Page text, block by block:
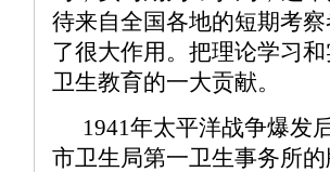
待来自全国各地的短期考
了很大作用。把理论学习
卫生教育的一大贡献。
1941年太平洋战争爆发
市卫生局第一卫生事务所